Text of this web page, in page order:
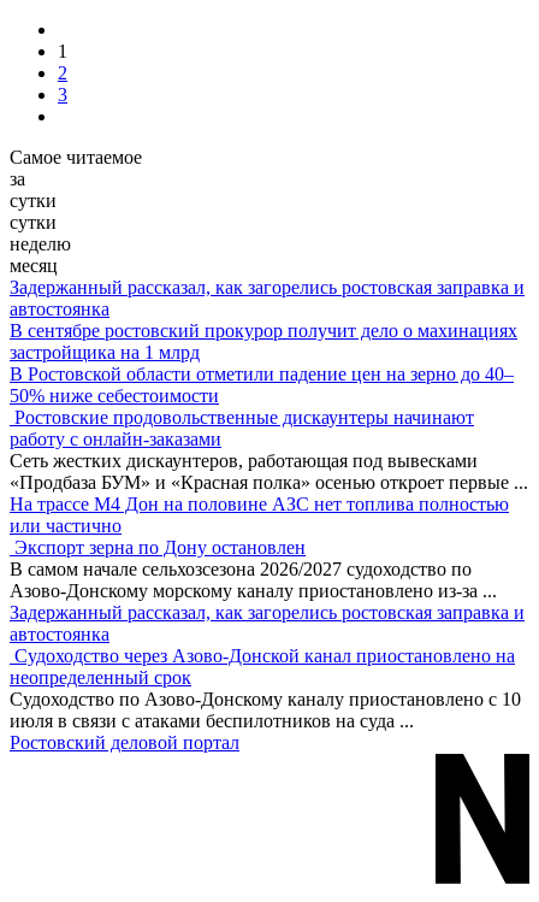
1
2
3
Самое читаемое
за
сутки
сутки
неделю
месяц
Задержанный рассказал, как загорелись ростовская заправка и
автостоянка
В сентябре ростовский прокурор получит дело о махинациях
застройщика на 1 млрд
В Ростовской области отметили падение цен на зерно до 40–
50% ниже себестоимости
Ростовские продовольственные дискаунтеры начинают
работу с онлайн-заказами
Сеть жестких дискаунтеров, работающая под вывесками
«Продбаза БУМ» и «Красная полка» осенью откроет первые ...
На трассе М4 Дон на половине АЗС нет топлива полностью
или частично
Экспорт зерна по Дону остановлен
В самом начале сельхозсезона 2026/2027 судоходство по
Азово-Донскому морскому каналу приостановлено из-за ...
Задержанный рассказал, как загорелись ростовская заправка и
автостоянка
Судоходство через Азово-Донской канал приостановлено на
неопределенный срок
Судоходство по Азово-Донскому каналу приостановлено с 10
июля в связи с атаками беспилотников на суда ...
Ростовский деловой портал